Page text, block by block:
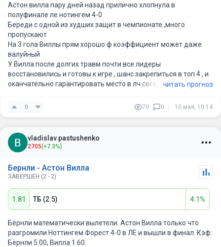
Астон вилла пару дней назад прилично хлопнула в
полуфинале ле нотингем 4-0
Береди с одной из худших защит в чемпионате ,много
пропускают
На 3 гола Виллы прям хорошо ф коэффициент может даже
валуйный
У Вилла после долгих травм почти все лидеры
восстановились и готовы к игре , шанс закрепиться в топ 4 , и
оканчательно гарантировать место в лч сегодня естьчитать прогноз
0 70 0 10 мая, 10:14
vladislav.pastushenko
2705(+7.3%)
Бернли - Астон Вилла
ЗАВЕРШЕН (2 - 2)
1.81 ТБ (2.5) 4.1%
Бёрнли математически вылетели. Астон Вилла только что
разгромили Ноттингем Форест 4-0 в ЛЕ и вышли в финал. Кэф:
Бёрнли 5.00, Вилла 1.60.